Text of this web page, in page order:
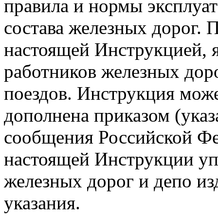
правила и нормы
состава железных дорог.
настоящей Инструкцией,
работников железных
поездов. Инструкция
дополнена приказом
сообщения Российской
настоящей Инструкции
железных дорог и депо
указания.